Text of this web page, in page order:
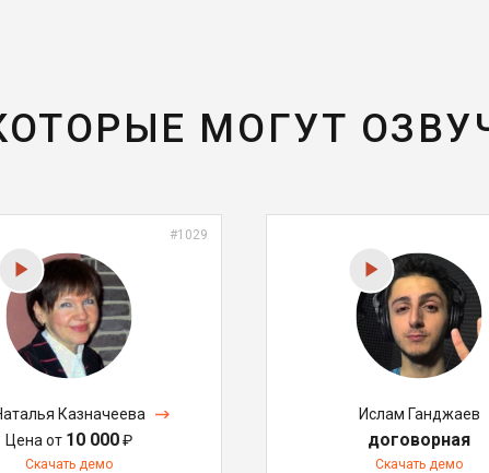
МОГУТ
#1029
Казначеева
Цена от 10 000₽
Скачать демо
Ислам Ганджаев
договорная
Скачать демо